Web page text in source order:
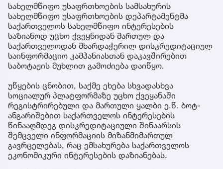
სახელმწიფო უსაფრთხოების სამსახურის
სახელმწიფო უსაფრთხოების დეპარტამენტმა
საქართველოს სახელმწიფო ინტერესების
საზიანოდ უცხო ქვეყნიდან მართულ და
საქართველოდან მხარდაჭერილ დისკრედიტაციულ
საინფორმაციო კამპანიასთან დაკავშირებით
საბოტაჟის მუხლით გამოძიება დაიწყო.
უწყების ცნობით, საქმე ეხება სხვადასხვა
სოციალურ პლატფორმაზე უცხო ქვეყანაში
რეგისტრირებული და მართული ყალბი ე.წ. ბოტ-
ანგარიშებით საქართველოს ინტერესების
წინააღმდეგ დისკრედიტაციული შინაარსის
შემცველი ინფორმაციის მიზანმიმართულ
გავრცელებას, რაც ემსახურება საქართველოს
ეკონომიკური ინტერესების დაზიანებას.